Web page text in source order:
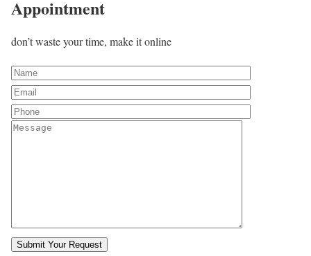
Appointment
don’t waste your time, make it online